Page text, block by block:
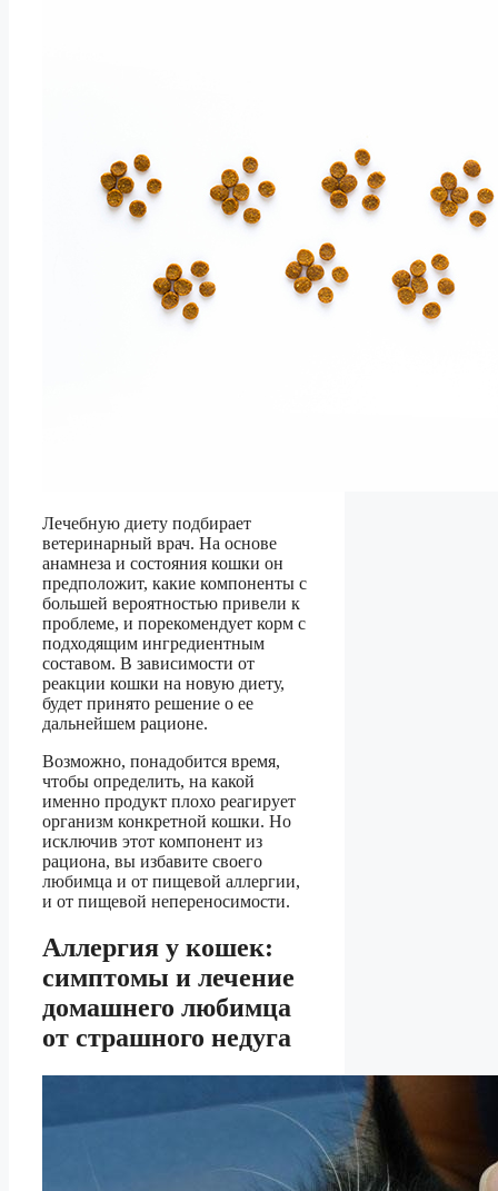
Лечебную диету подбирает
ветеринарный врач. На основе
анамнеза и состояния кошки он
предположит, какие компоненты с
большей вероятностью привели к
проблеме, и порекомендует корм с
подходящим ингредиентным
составом. В зависимости от
реакции кошки на новую диету,
будет принято решение о ее
дальнейшем рационе.
Возможно, понадобится время,
чтобы определить, на какой
именно продукт плохо реагирует
организм конкретной кошки. Но
исключив этот компонент из
рациона, вы избавите своего
любимца и от пищевой аллергии,
и от пищевой непереносимости.
Аллергия у кошек:
симптомы и лечение
домашнего любимца
от страшного недуга